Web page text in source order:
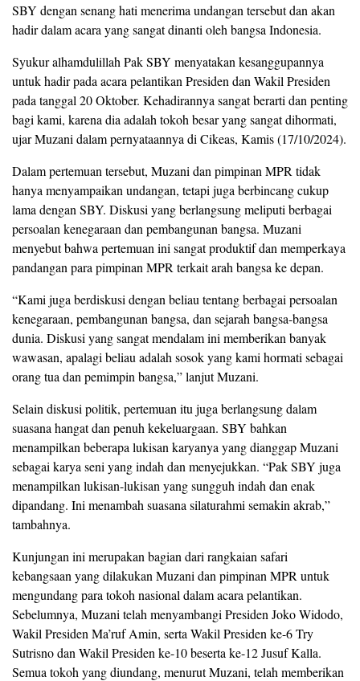
SBY dengan senang hati menerima undangan tersebut dan akan
hadir dalam acara yang sangat dinanti oleh bangsa Indonesia.
Syukur alhamdulillah Pak SBY menyatakan kesanggupannya
untuk hadir pada acara pelantikan Presiden dan Wakil Presiden
pada tanggal 20 Oktober. Kehadirannya sangat berarti dan penting
bagi kami, karena dia adalah tokoh besar yang sangat dihormati,
ujar Muzani dalam pernyataannya di Cikeas, Kamis (17/10/2024).
Dalam pertemuan tersebut, Muzani dan pimpinan MPR tidak
hanya menyampaikan undangan, tetapi juga berbincang cukup
lama dengan SBY. Diskusi yang berlangsung meliputi berbagai
persoalan kenegaraan dan pembangunan bangsa. Muzani
menyebut bahwa pertemuan ini sangat produktif dan memperkaya
pandangan para pimpinan MPR terkait arah bangsa ke depan.
“Kami juga berdiskusi dengan beliau tentang berbagai persoalan
kenegaraan, pembangunan bangsa, dan sejarah bangsa-bangsa
dunia. Diskusi yang sangat mendalam ini memberikan banyak
wawasan, apalagi beliau adalah sosok yang kami hormati sebagai
orang tua dan pemimpin bangsa,” lanjut Muzani.
Selain diskusi politik, pertemuan itu juga berlangsung dalam
suasana hangat dan penuh kekeluargaan. SBY bahkan
menampilkan beberapa lukisan karyanya yang dianggap Muzani
sebagai karya seni yang indah dan menyejukkan. “Pak SBY juga
menampilkan lukisan-lukisan yang sungguh indah dan enak
dipandang. Ini menambah suasana silaturahmi semakin akrab,”
tambahnya.
Kunjungan ini merupakan bagian dari rangkaian safari
kebangsaan yang dilakukan Muzani dan pimpinan MPR untuk
mengundang para tokoh nasional dalam acara pelantikan.
Sebelumnya, Muzani telah menyambangi Presiden Joko Widodo,
Wakil Presiden Ma’ruf Amin, serta Wakil Presiden ke-6 Try
Sutrisno dan Wakil Presiden ke-10 beserta ke-12 Jusuf Kalla.
Semua tokoh yang diundang, menurut Muzani, telah memberikan